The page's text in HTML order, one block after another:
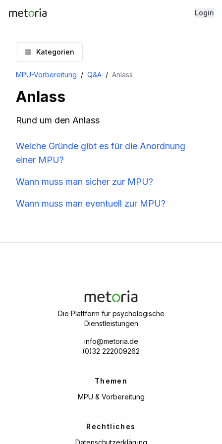
Login
Kategorien
MPU-Vorbereitung / Q&A / Anlass
Anlass
Rund um den Anlass
Welche Gründe gibt es für die Anordnung
einer MPU?
Wann muss man sicher zur MPU?
Wann muss man eventuell zur MPU?
Die Plattform für psychologische
Dienstleistungen
info@metoria.de
(0)32 222009262
Themen
MPU & Vorbereitung
Rechtliches
Datenschutzerklärung